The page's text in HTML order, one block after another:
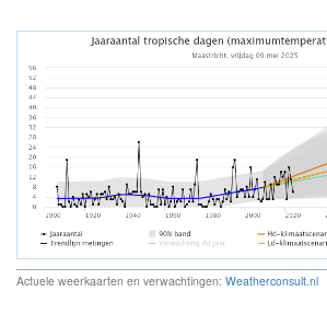
Actuele weerkaarten en verwachtingen: Weatherconsult.nl